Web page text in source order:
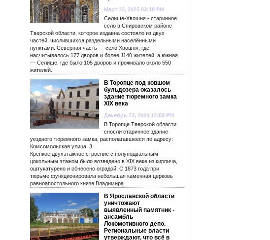
Март 23, 2025 03:18 PM
Селище-Хвошня - старинное
село в Спировском районе
Тверской области, которое издавна состояло из двух
частей, числившихся раздельными населёнными
пунктами. Северная часть — село Хвошня, где
насчитывалось 177 дворов и более 1140 жителей, а южная
— Селище, где было 105 дворов и проживало около 550
жителей.
В Торопце под ковшом
бульдозера оказалось
здание тюремного замка
XIX века
Декабрь 23, 2024 12:59 PM
В Торопце Тверской области
сносли старинное здание
уездного тюремного замка, располагавшееся по адресу:
Комсомольская улица, 3.
Крепкое двухэтажное строение с полуподвальным
цокольным этажом было возведено в XIX веке из кирпича,
оштукатурено и обнесено оградой. С 1873 года при
тюрьме функционировала небольшая каменная церковь
равноапостольного князя Владимира.
В Ярославской области
уничтожают
выявленный памятник -
ансамбль
Локомотивного депо.
Региональные власти
утверждают, что всё в